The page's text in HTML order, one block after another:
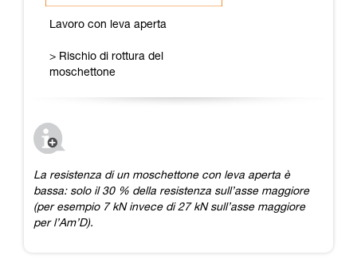
Lavoro con leva aperta
> Rischio di rottura del
moschettone
La resistenza di un moschettone con leva aperta è
bassa: solo il 30 % della resistenza sull’asse maggiore
(per esempio 7 kN invece di 27 kN sull’asse maggiore
per l’Am’D).